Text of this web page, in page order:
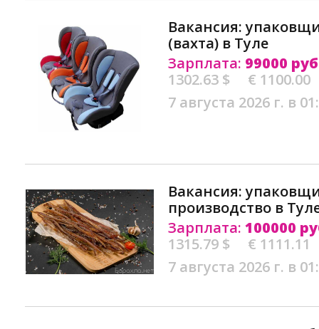
Вакансия:
(вахта) в Туле
Зарплата: 99000
1302.63 $
€ 1100.00
7 августа 2026 г. в
Вакансия:
производство в
Зарплата: 100000
1315.79 $
€ 1111.11
7 августа 2026 г. в